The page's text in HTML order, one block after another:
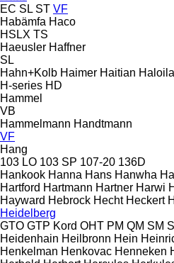
EC SL ST VF
Habämfa Haco
HSLX TS
Haeusler Haffner
SL
Hahn+Kolb Haimer Haitian Haloila
H-series HD
Hammel
VB
Hammelmann Handtmann
VF
Hang
103 LO 103 SP 107-20 136D
Hankook Hanna Hans Hanwha
Hartford Hartmann Hartner Harwi
Hayward Hebrock Hecht Heckert
Heidelberg
GTO GTP Kord OHT PM QM SM
Heidenhain Heilbronn Hein
Henkelman Henkovac Henneken